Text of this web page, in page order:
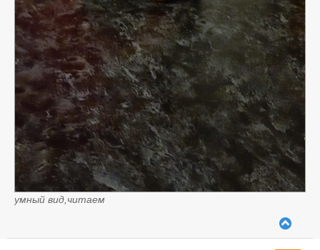
умный вид,читаем